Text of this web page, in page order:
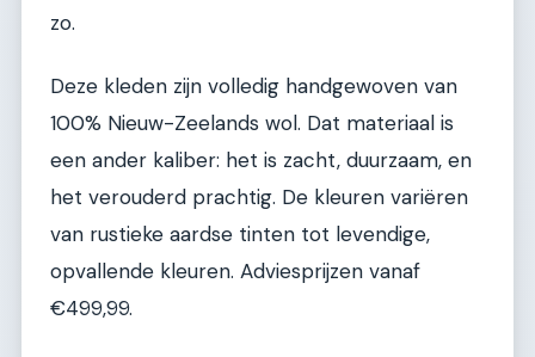
zo.
Deze kleden zijn volledig handgewoven van
100% Nieuw-Zeelands wol. Dat materiaal is
een ander kaliber: het is zacht, duurzaam, en
het verouderd prachtig. De kleuren variëren
van rustieke aardse tinten tot levendige,
opvallende kleuren. Adviesprijzen vanaf
€499,99.